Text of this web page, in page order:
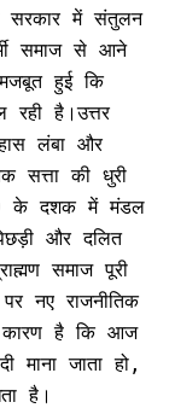
सरकार में संतुलन
समाज से आने
हुई कि
रही है।उत्तर
लंबा और
सत्ता की धुरी
के दशक में मंडल
और दलित
समाज पूरी
नए राजनीतिक
कारण है कि आज
जाता हो,
है।